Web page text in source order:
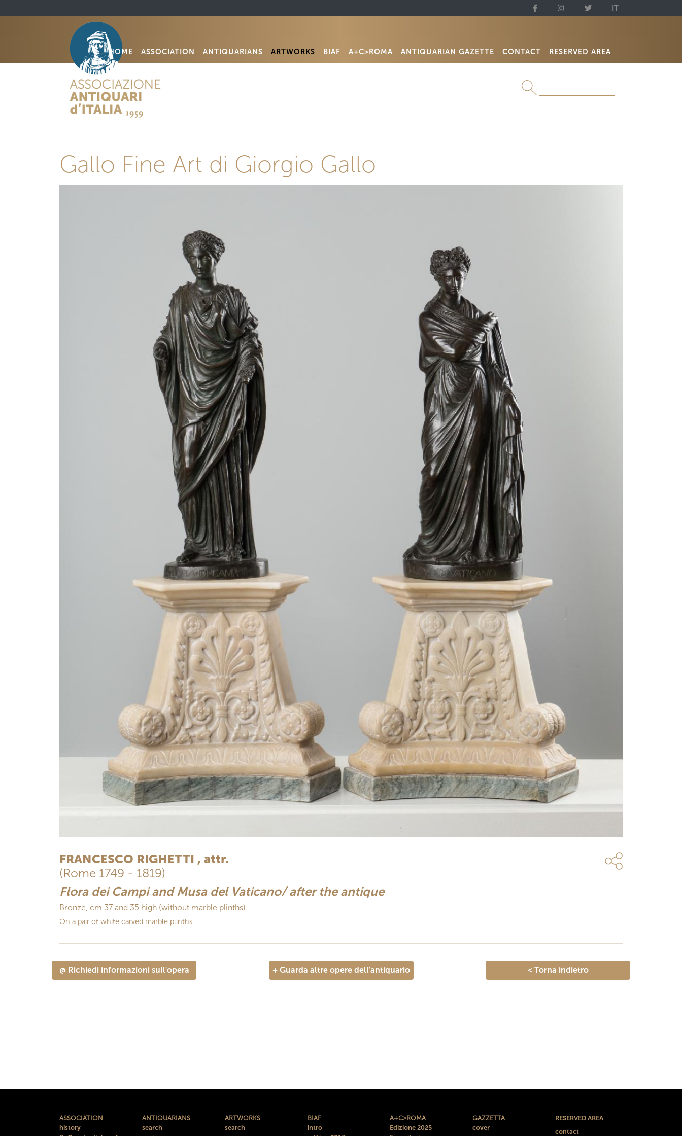
IT
HOME ASSOCIATION ANTIQUARIANS ARTWORKS BIAF A+C>ROMA ANTIQUARIAN GAZETTE CONTACT RESERVED AREA
Gallo Fine Art di Giorgio Gallo
FRANCESCO RIGHETTI , attr.
(Rome 1749 - 1819)
Flora dei Campi and Musa del Vaticano/ after the antique
Bronze, cm 37 and 35 high (without marble plinths)
On a pair of white carved marble plinths
@ Richiedi informazioni sull'opera + Guarda altre opere dell'antiquario < Torna indietro
ASSOCIATION
history
ANTIQUARIANS
search
ARTWORKS
search
BIAF
intro
A+C>ROMA
Edizione 2025
GAZZETTA
cover
RESERVED AREA
contact